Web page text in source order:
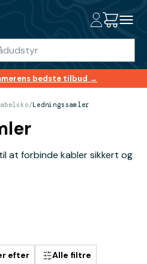
bedste tilbud →
/Ledningssamler
at forbinde kabler sikkert og
efter Alle filtre